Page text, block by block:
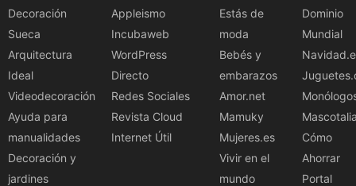
Decoración
Sueca
Arquitectura
Ideal
Videodecoración
Ayuda para
manualidades
Decoración y
jardines
Appleismo
Incubaweb
WordPress
Directo
Redes Sociales
Revista Cloud
Internet Útil
Estás de
moda
Bebés y
embarazos
Amor.net
Mamuky
Mujeres.es
Vivir en el
mundo
Dominio
Mundial
Cómo
Ahorrar
Portal